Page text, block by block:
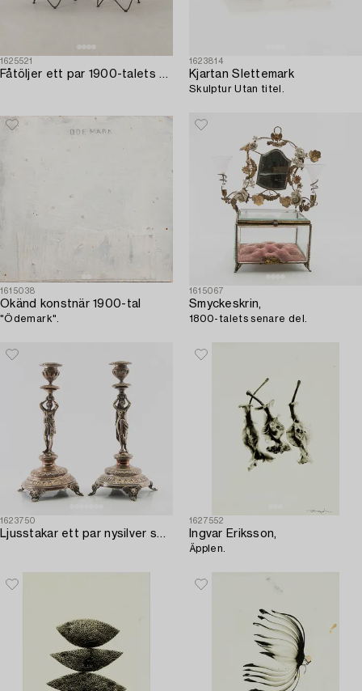
1625521
Fåtöljer ett par 1900-talets mitt.
1623814
Kjartan Slettemark
Skulptur Utan titel.
1615038
Okänd konstnär 1900-tal
"Ödemark".
1615067
Smyckeskrin,
1800-talets senare del.
1623750
Ljusstakar ett par nysilver sent 1800-tal Renässans-stil.
1627552
Ingvar Eriksson,
Äpplen.